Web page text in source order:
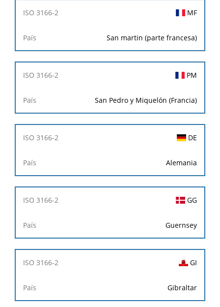
MF
San martin (parte francesa)
PM
San Pedro y Miquelón (Francia)
DE
Alemania
GG
Guernsey
GI
Gibraltar